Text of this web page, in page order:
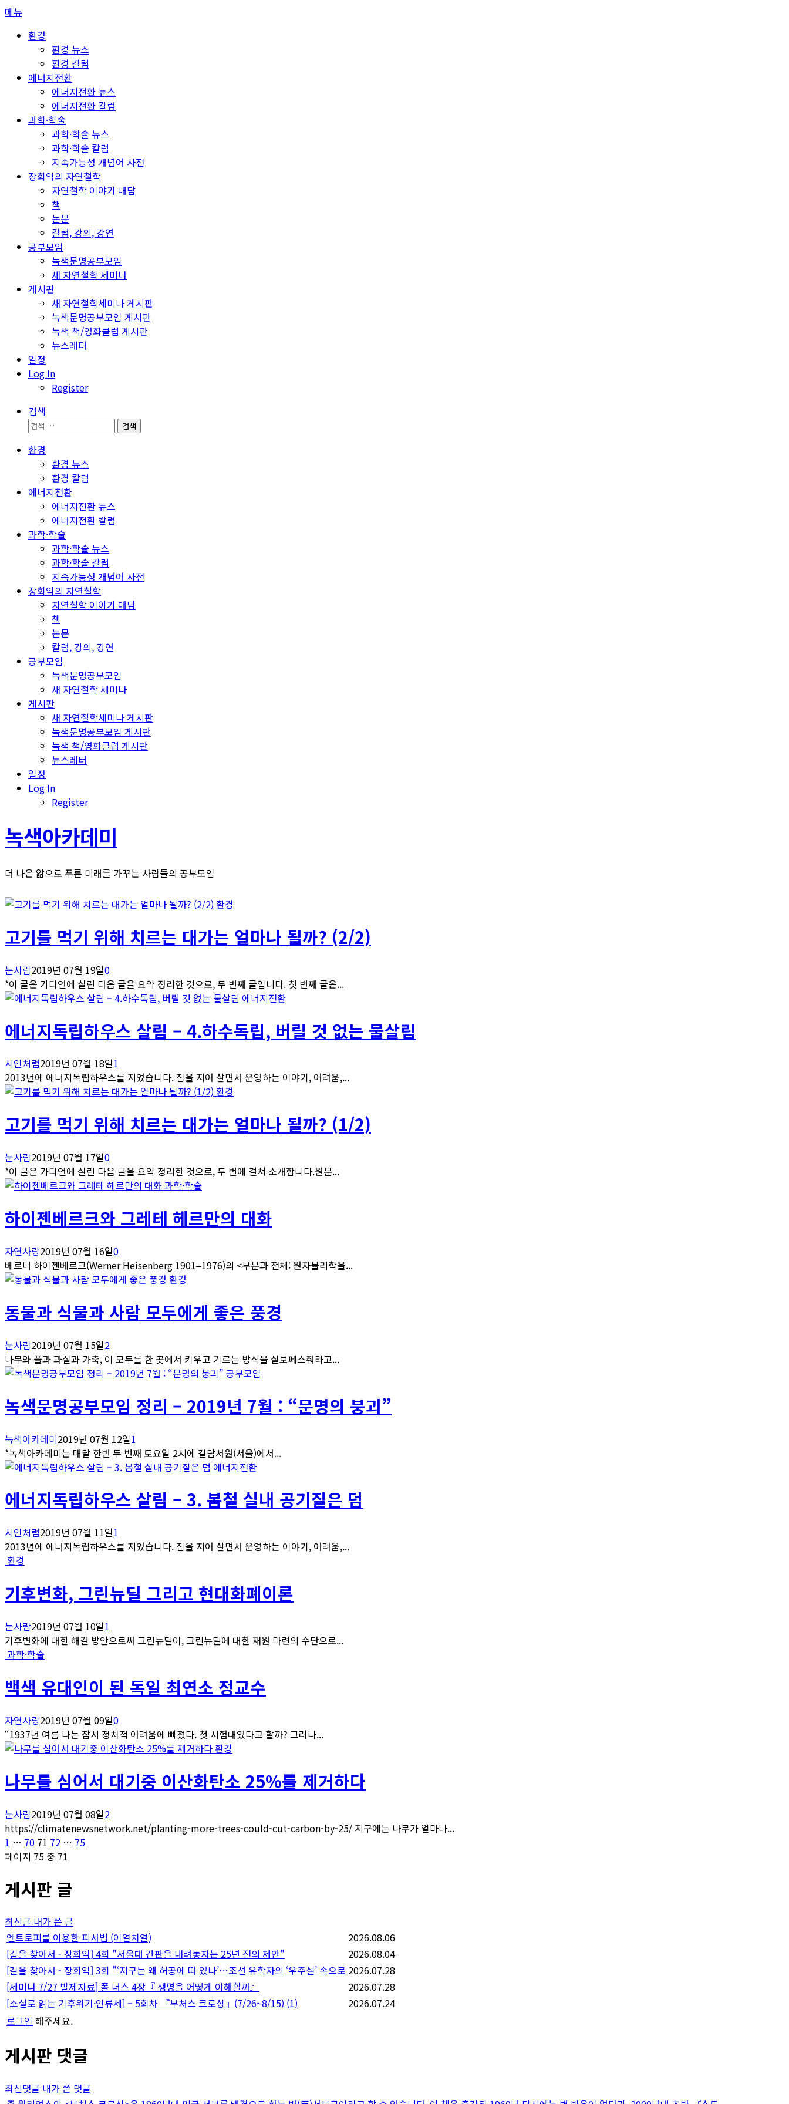
콘
메뉴
환경
환경 뉴스
환경 칼럼
에너지전환
에너지전환 뉴스
에너지전환 칼럼
과학·학술
과학·학술 뉴스
과학·학술 칼럼
지속가능성 개념어 사전
장회익의 자연철학
자연철학 이야기 대담
책
논문
칼럼, 강의, 강연
공부모임
녹색문명공부모임
새 자연철학 세미나
게시판
새 자연철학세미나 게시판
녹색문명공부모임 게시판
녹색 책/영화클럽 게시판
뉴스레터
일정
Log In
Register
검색
검
환경
환경 뉴스
환경 칼럼
에너지전환
에너지전환 뉴스
에너지전환 칼럼
과학·학술
과학·학술 뉴스
과학·학술 칼럼
지속가능성 개념어 사전
장회익의 자연철학
자연철학 이야기 대담
책
논문
칼럼, 강의, 강연
공부모임
녹색문명공부모임
새 자연철학 세미나
게시판
새 자연철학세미나 게시판
녹색문명공부모임 게시판
녹색 책/영화클럽 게시판
뉴스레터
일정
Log In
Register
녹색아카데미
더 나은 앎으로 푸른 미래를 가꾸는 사람들의 공부모임
환경
고기를 먹기 위해 치르는 대가는 얼마나 될까? (2/2)
눈사람2019년 07월 19일0
*이 글은 가디언에 실린 다음 글을 요약 정리한 것으로, 두 번째 글입니다. 첫 번째 글은...
에너지전환
에너지독립하우스 살림 – 4.하수독립, 버릴 것 없는 물살림
시인처럼2019년 07월 18일1
2013년에 에너지독립하우스를 지었습니다. 집을 지어 살면서 운영하는 이야기, 어려움,...
환경
고기를 먹기 위해 치르는 대가는 얼마나 될까? (1/2)
눈사람2019년 07월 17일0
*이 글은 가디언에 실린 다음 글을 요약 정리한 것으로, 두 번에 걸쳐 소개합니다.원문...
과학·학술
하이젠베르크와 그레테 헤르만의 대화
자연사랑2019년 07월 16일0
베르너 하이젠베르크(Werner Heisenberg 1901‒1976)의 <부분과 전체: 원자물리학을...
환경
동물과 식물과 사람 모두에게 좋은 풍경
눈사람2019년 07월 15일2
나무와 풀과 과실과 가축, 이 모두를 한 곳에서 키우고 기르는 방식을 실보페스춰라고...
공부모임
녹색문명공부모임 정리 – 2019년 7월 : “문명의 붕괴”
녹색아카데미2019년 07월 12일1
*녹색아카데미는 매달 한번 두 번째 토요일 2시에 길담서원(서울)에서...
에너지전환
에너지독립하우스 살림 – 3. 봄철 실내 공기질은 덤
시인처럼2019년 07월 11일1
2013년에 에너지독립하우스를 지었습니다. 집을 지어 살면서 운영하는 이야기, 어려움,...
환경
기후변화, 그린뉴딜 그리고 현대화폐이론
눈사람2019년 07월 10일1
기후변화에 대한 해결 방안으로써 그린뉴딜이, 그린뉴딜에 대한 재원 마련의 수단으로...
과학·학술
백색 유대인이 된 독일 최연소 정교수
자연사랑2019년 07월 09일0
“1937년 여름 나는 잠시 정치적 어려움에 빠졌다. 첫 시험대였다고 할까? 그러나...
환경
나무를 심어서 대기중 이산화탄소 25%를 제거하다
눈사람2019년 07월 08일2
https://climatenewsnetwork.net/planting-more-trees-could-cut-carbon-by-25/ 지구에는 나무가 얼마나...
글
페
이
지
매
김
페
이
1 … 페
이
70 페
이
71 페
이
72 … 페
75
페이지 75 중 71
게시판 글
최신글 내가 쓴 글
엔트로피를 이용한 피서법 (이열치열)
2026.08.06
[길을 찾아서 - 장회익] 4회 "서울대 간판을 내려놓자는 25년 전의 제안"
2026.08.04
[길을 찾아서 - 장회익] 3회 "‘지구는 왜 허공에 떠 있나’…조선 유학자의 ‘우주설’ 속으로 2026.07.28
[세미나 7/27 발제자료] 폴 너스 4장『 생명을 어떻게 이해할까』
2026.07.28
[소설로 읽는 기후위기·인류세] – 5회차 『부처스 크로싱』(7/26~8/15) (1)
2026.07.24
로그인 해주세요.
게시판 댓글
최신댓글 내가 쓴 댓글